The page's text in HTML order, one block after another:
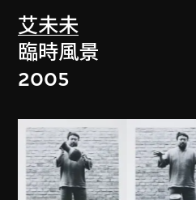
艾未未
臨時風景
2005